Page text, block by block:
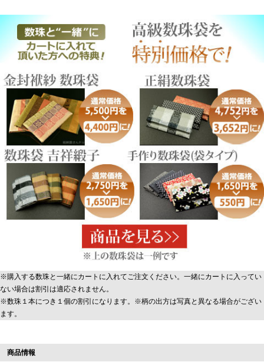
※購入する数珠と一緒にカートに入れてご注文ください。一緒にカートに入ってい
ない場合は割引は適応されません。
※数珠１本につき１個の割引になります。※柄の出方は写真と異なる場合がござい
ます。
商品情報